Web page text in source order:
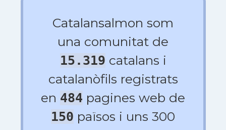
Catalansalmon som
una comunitat de
15.319 catalans i
catalanòfils registrats
en 484 pagines web de
150 països i uns 300